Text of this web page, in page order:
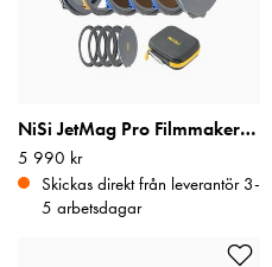
NiSi JetMag Pro Filmmaker Kit
Pris:5 990 kr
5 990 kr
Skickas direkt från leverantör 3-
5 arbetsdagar